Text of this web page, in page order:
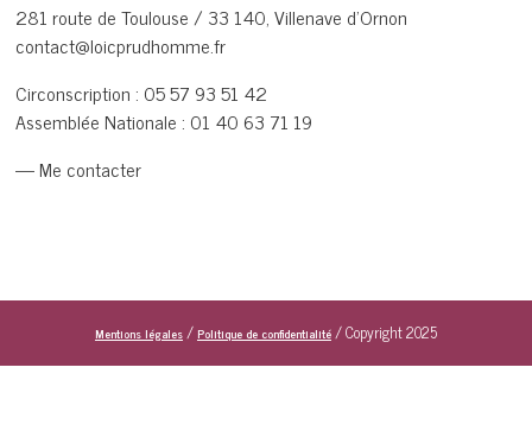
281 route de Toulouse / 33 140, Villenave d’Ornon
contact@loicprudhomme.fr
Circonscription : 05 57 93 51 42
Assemblée Nationale : 01 40 63 71 19
— Me contacter
Mentions légales/Politique de confidentialité/ Copyright 2025